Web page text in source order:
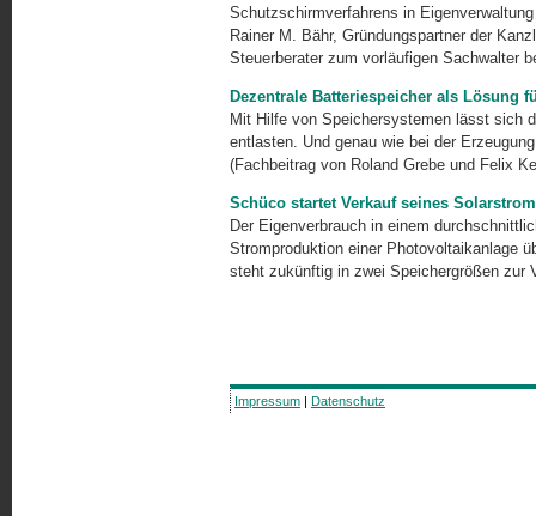
Schutzschirmverfahrens in
Rainer M. Bähr, Gründungspartner der
Steuerberater zum vorläufigen Sachwalter
Dezentrale Batteriespeicher als Lösung
Mit Hilfe von Speichersystemen lässt sich
entlasten. Und genau wie bei der
(Fachbeitrag von Roland Grebe und Felix
Schüco startet Verkauf seines
Der Eigenverbrauch in einem
Stromproduktion einer Photovoltaikanlage
steht zukünftig in zwei Speichergrößen zur
Impressum | Datenschutz